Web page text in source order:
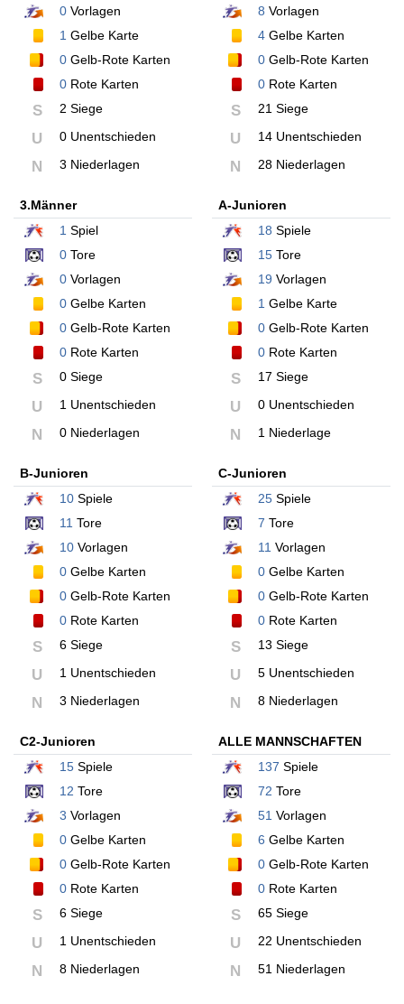
0 Vorlagen
1 Gelbe Karte
0 Gelb-Rote Karten
0 Rote Karten
S 2 Siege
U 0 Unentschieden
N 3 Niederlagen
8 Vorlagen
4Gelbe Karten
0Gelb-Rote Karten
0Rote Karten
S 21 Siege
U 14 Unentschieden
N 28 Niederlagen
3.Männer
1 Spiel
0 Tore
0 Vorlagen
0 Gelbe Karten
0 Gelb-Rote Karten
0 Rote Karten
S 0 Siege
U 1 Unentschieden
N 0 Niederlagen
A-Junioren
18 Spiele
15Tore
19 Vorlagen
1 Gelbe Karte
0Gelb-Rote Karten
0Rote Karten
S 17 Siege
U 0 Unentschieden
N 1 Niederlage
B-Junioren
10 Spiele
11 Tore
10 Vorlagen
0 Gelbe Karten
0 Gelb-Rote Karten
0 Rote Karten
S 6 Siege
U 1 Unentschieden
N 3 Niederlagen
C-Junioren
25Spiele
7 Tore
11 Vorlagen
0Gelbe Karten
0Gelb-Rote Karten
0Rote Karten
S 13 Siege
U 5 Unentschieden
N 8 Niederlagen
C2-Junioren
15 Spiele
12 Tore
3 Vorlagen
0 Gelbe Karten
0 Gelb-Rote Karten
0 Rote Karten
S 6 Siege
U 1 Unentschieden
N 8 Niederlagen
ALLE MANNSCHAFTEN
137 Spiele
72 Tore
51 Vorlagen
6 Gelbe Karten
0Gelb-Rote Karten
0Rote Karten
S 65 Siege
U 22 Unentschieden
N 51 Niederlagen